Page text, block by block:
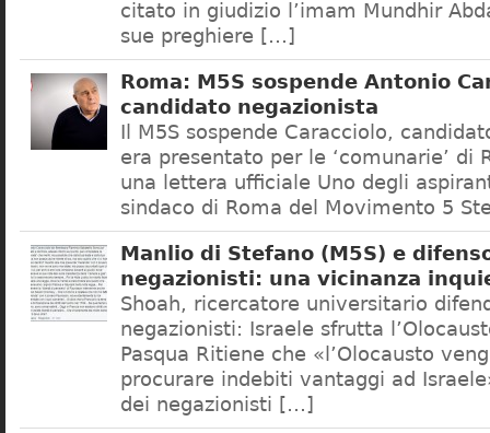
citato in giudizio l’imam Mundhir
sue preghiere […]
Roma: M5S sospende Antonio
candidato negazionista
Il M5S sospende Caracciolo,
era presentato per le ‘comunarie’ di
una lettera ufficiale Uno degli
sindaco di Roma del Movimento 5
Manlio di Stefano (M5S) e
negazionisti: una vicinanza
Shoah, ricercatore universitario
negazionisti: Israele sfrutta
Pasqua Ritiene che «l’Olocausto
procurare indebiti vantaggi ad
dei negazionisti […]